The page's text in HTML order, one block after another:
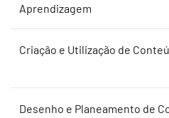
Aprendizagem
Criação e Utilização de
Desenho e Planeamento de